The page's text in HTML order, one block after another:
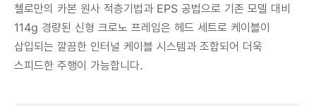
첼로만의 카본 원사 적층기법과 EPS 공법으로 기존 모델 대비
114g 경량된 신형 크로노 프레임은 헤드 세트로 케이블이
삽입되는 깔끔한 인터널 케이블 시스템과 조합되어 더욱
스피드한 주행이 가능합니다.